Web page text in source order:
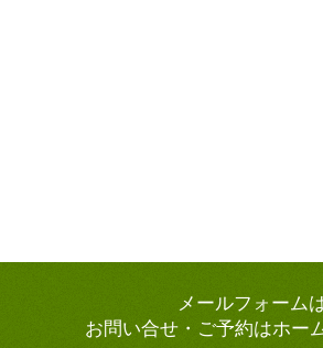
メールフォーム
お問い合せ・ご予約はホー